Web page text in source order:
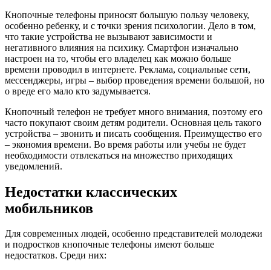
Кнопочные телефоны приносят большую пользу человеку,
особенно ребенку, и с точки зрения психологии. Дело в том,
что такие устройства не вызывают зависимости и
негативного влияния на психику. Смартфон изначально
настроен на то, чтобы его владелец как можно больше
времени проводил в интернете. Реклама, социальные сети,
мессенджеры, игры – выбор проведения времени большой, но
о вреде его мало кто задумывается.
Кнопочный телефон не требует много внимания, поэтому его
часто покупают своим детям родители. Основная цель такого
устройства – звонить и писать сообщения. Преимущество его
– экономия времени. Во время работы или учебы не будет
необходимости отвлекаться на множество приходящих
уведомлений.
Недостатки классических
мобильников
Для современных людей, особенно представителей молодежи
и подростков кнопочные телефоны имеют больше
недостатков. Среди них: